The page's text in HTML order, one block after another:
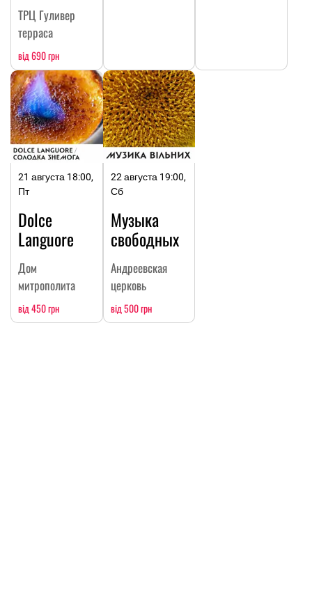
ТРЦ Гуливер
терраса
від 690 грн
21 августа 18:00,
Пт
Dolce
Languore
Дом
митрополита
від 450 грн
22 августа 19:00,
Сб
Музыка
свободных
Андреевская
церковь
від 500 грн